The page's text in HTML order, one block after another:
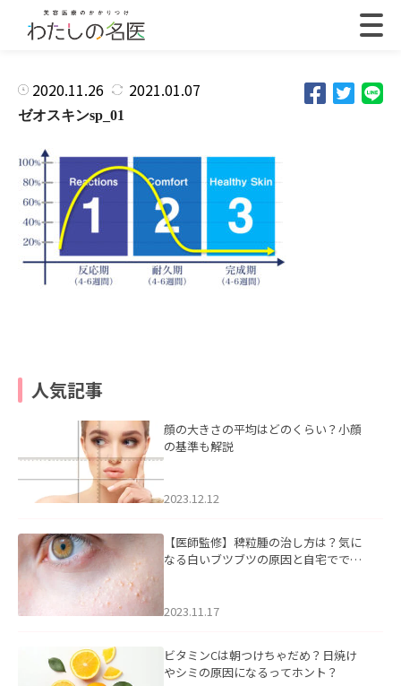
2020.11.26 2021.01.07
ゼオスキンsp_01
人気記事
顔の大きさの平均はどのくらい？小顔
の基準も解説
2023.12.12
【医師監修】稗粒腫の治し方は？気に
なる白いブツブツの原因と自宅ででき
2023.11.17
ビタミンCは朝つけちゃだめ？日焼け
やシミの原因になるってホント？